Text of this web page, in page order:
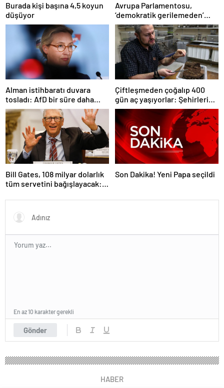
Burada kişi başına 4,5 koyun
düşüyor
Avrupa Parlamentosu,
‘demokratik gerilemeden’
dolayı ‘Türkiye’nin AB üyelik
süreci süresiz dondu’
Alman istihbaratı duvara
tosladı: AfD bir süre daha
‘aşırı sağcı örgüt’ değil
Çiftleşmeden çoğalıp 400
gün aç yaşıyorlar: Şehirleri
ele geçiriyorlar
Bill Gates, 108 milyar dolarlık
tüm servetini bağışlayacak:
Son Dakika! Yeni Papa seçildi
Gönder
En az 10 karakter gerekli
HABER